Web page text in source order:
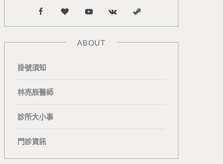
F
a
e
b
k
B
l
Y
o
u
V
K
S
t
ABOUT
掛號須知
林亮辰醫師
診所大小事
門診資訊